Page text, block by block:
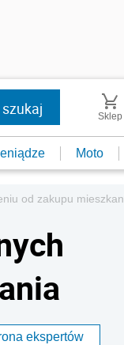
Sklep
Moto
od zakupu
ekspertów